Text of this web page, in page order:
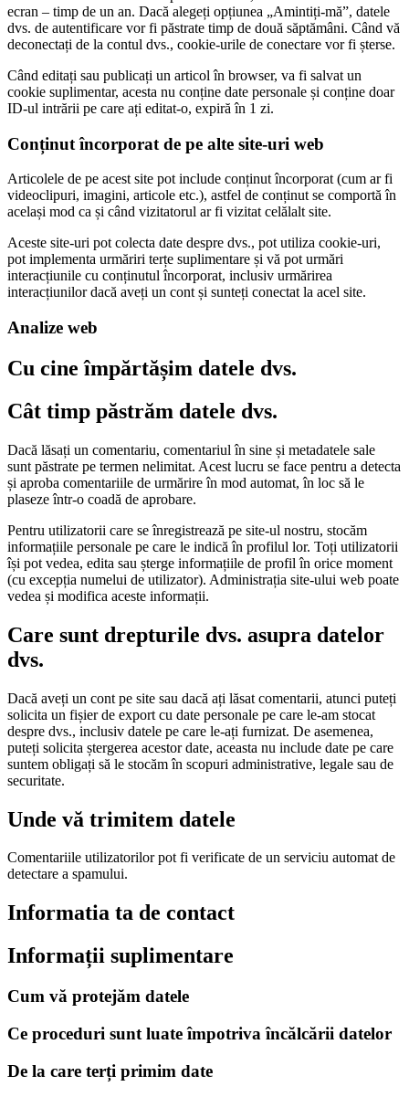
ecran – timp de un an. Dacă alegeți opțiunea „Amintiți-mă”, datele
dvs. de autentificare vor fi păstrate timp de două săptămâni. Când vă
deconectați de la contul dvs., cookie-urile de conectare vor fi șterse.
Când editați sau publicați un articol în browser, va fi salvat un
cookie suplimentar, acesta nu conține date personale și conține doar
ID-ul intrării pe care ați editat-o, expiră în 1 zi.
Conținut încorporat de pe alte site-uri web
Articolele de pe acest site pot include conținut încorporat (cum ar fi
videoclipuri, imagini, articole etc.), astfel de conținut se comportă în
același mod ca și când vizitatorul ar fi vizitat celălalt site.
Aceste site-uri pot colecta date despre dvs., pot utiliza cookie-uri,
pot implementa urmăriri terțe suplimentare și vă pot urmări
interacțiunile cu conținutul încorporat, inclusiv urmărirea
interacțiunilor dacă aveți un cont și sunteți conectat la acel site.
Analize web
Cu cine împărtășim datele dvs.
Cât timp păstrăm datele dvs.
Dacă lăsați un comentariu, comentariul în sine și metadatele sale
sunt păstrate pe termen nelimitat. Acest lucru se face pentru a detecta
și aproba comentariile de urmărire în mod automat, în loc să le
plaseze într-o coadă de aprobare.
Pentru utilizatorii care se înregistrează pe site-ul nostru, stocăm
informațiile personale pe care le indică în profilul lor. Toți utilizatorii
își pot vedea, edita sau șterge informațiile de profil în orice moment
(cu excepția numelui de utilizator). Administrația site-ului web poate
vedea și modifica aceste informații.
Care sunt drepturile dvs. asupra datelor
dvs.
Dacă aveți un cont pe site sau dacă ați lăsat comentarii, atunci puteți
solicita un fișier de export cu date personale pe care le-am stocat
despre dvs., inclusiv datele pe care le-ați furnizat. De asemenea,
puteți solicita ștergerea acestor date, aceasta nu include date pe care
suntem obligați să le stocăm în scopuri administrative, legale sau de
securitate.
Unde vă trimitem datele
Comentariile utilizatorilor pot fi verificate de un serviciu automat de
detectare a spamului.
Informatia ta de contact
Informații suplimentare
Cum vă protejăm datele
Ce proceduri sunt luate împotriva încălcării datelor
De la care terți primim date